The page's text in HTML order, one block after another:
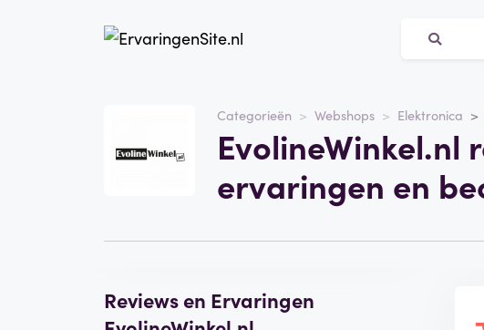
Categorieën Webshops Elektronica
EvolineWinkel.nl
ervaringen en
EvolineWinkel.nl
Categorie
Webshops
Schrijf een beoordeling
Reviews en Ervaringen